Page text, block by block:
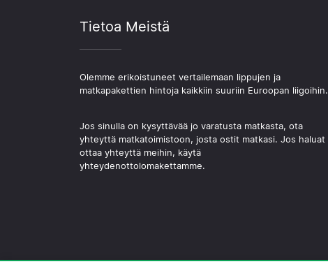
Tietoa Meistä
Olemme erikoistuneet vertailemaan lippujen ja
matkapakettien hintoja kaikkiin suuriin Euroopan liigoihin.
Jos sinulla on kysyttävää jo varatusta matkasta, ota
yhteyttä matkatoimistoon, josta ostit matkasi. Jos haluat
ottaa yhteyttä meihin, käytä
yhteydenottolomakettamme.